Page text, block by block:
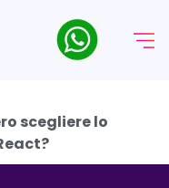
scegliere lo